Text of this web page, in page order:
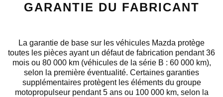
GARANTIE DU FABRICANT
La garantie de base sur les véhicules Mazda protège
toutes les pièces ayant un défaut de fabrication pendant 36
mois ou 80 000 km (véhicules de la série B : 60 000 km),
selon la première éventualité. Certaines garanties
supplémentaires protègent les éléments du groupe
motopropulseur pendant 5 ans ou 100 000 km, selon la